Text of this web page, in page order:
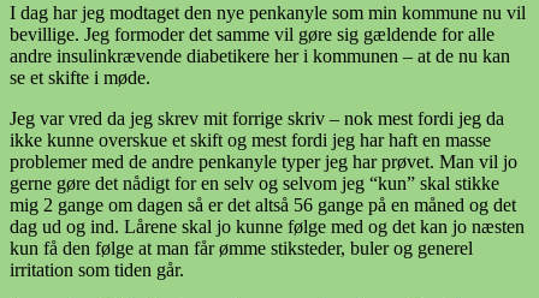
I dag har jeg modtaget den nye penkanyle som min kommune nu vil
bevillige. Jeg formoder det samme vil gøre sig gældende for alle
andre insulinkrævende diabetikere her i kommunen – at de nu kan
se et skifte i møde.
Jeg var vred da jeg skrev mit forrige skriv – nok mest fordi jeg da
ikke kunne overskue et skift og mest fordi jeg har haft en masse
problemer med de andre penkanyle typer jeg har prøvet. Man vil jo
gerne gøre det nådigt for en selv og selvom jeg “kun” skal stikke
mig 2 gange om dagen så er det altså 56 gange på en måned og det
dag ud og ind. Lårene skal jo kunne følge med og det kan jo næsten
kun få den følge at man får ømme stiksteder, buler og generel
irritation som tiden går.